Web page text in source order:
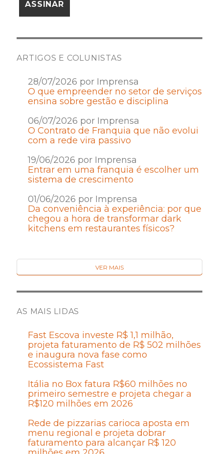
ARTIGOS E COLUNISTAS
28/07/2026 por Imprensa
O que empreender no setor de serviços
ensina sobre gestão e disciplina
06/07/2026 por Imprensa
O Contrato de Franquia que não evolui
com a rede vira passivo
19/06/2026 por Imprensa
Entrar em uma franquia é escolher um
sistema de crescimento
01/06/2026 por Imprensa
Da conveniência à experiência: por que
chegou a hora de transformar dark
kitchens em restaurantes físicos?
VER MAIS
AS MAIS LIDAS
Fast Escova investe R$ 1,1 milhão,
projeta faturamento de R$ 502 milhões
e inaugura nova fase como
Ecossistema Fast
Itália no Box fatura R$60 milhões no
primeiro semestre e projeta chegar a
R$120 milhões em 2026
Rede de pizzarias carioca aposta em
menu regional e projeta dobrar
faturamento para alcançar R$ 120